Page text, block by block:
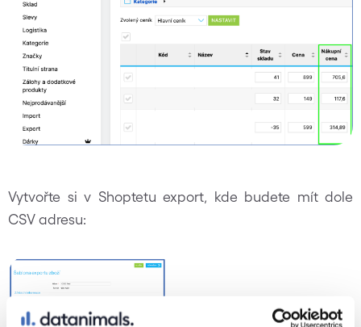
Vytvořte si v Shoptetu export, kde budete mít dole
CSV adresu: